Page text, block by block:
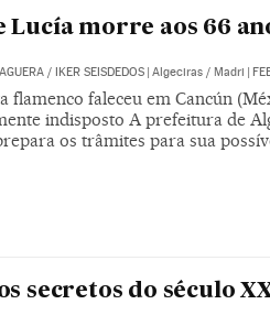
Lucía morre aos 66
/ IKER SEISDEDOS Algeciras / Madri
flamenco faleceu em Cancún
indisposto A prefeitura de
os trâmites para sua
secretos do século